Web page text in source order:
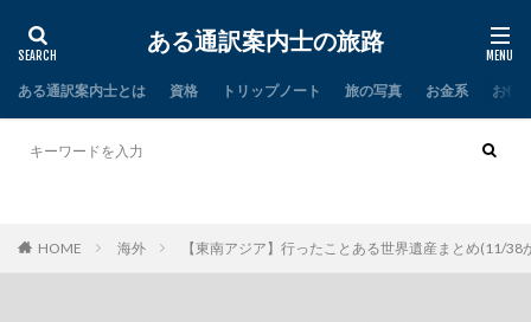
ある通訳案内士の旅路
ある通訳案内士とは 資格 トリップノート 旅の写真 お金系 お仕
HOME 海外 【東南アジア】行ったことある世界遺産まとめ(11/38